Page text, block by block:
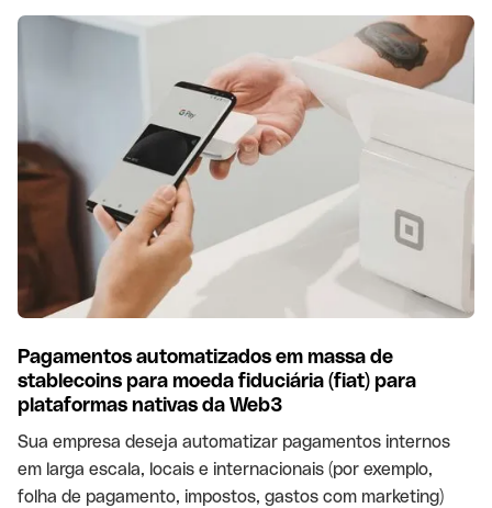
Pagamentos automatizados em massa de
stablecoins para moeda fiduciária (fiat) para
plataformas nativas da Web3
Sua empresa deseja automatizar pagamentos internos
em larga escala, locais e internacionais (por exemplo,
folha de pagamento, impostos, gastos com marketing)